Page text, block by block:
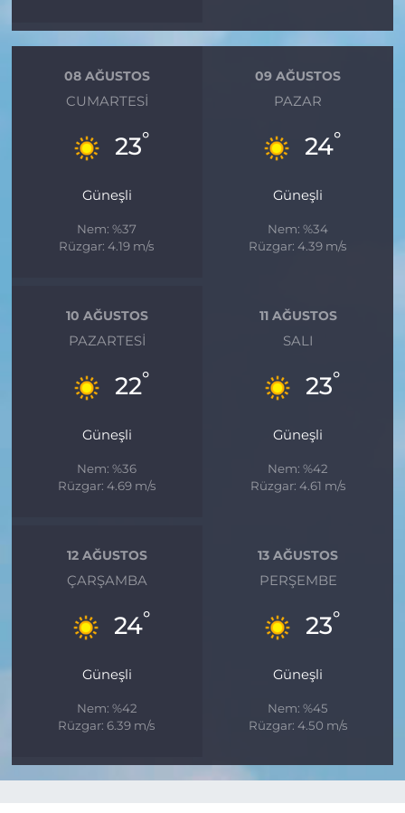
08 AĞUSTOS
CUMARTESI
23°
Güneşli
Nem: %37
Rüzgar: 4.19 m/s
09 AĞUSTOS
PAZAR
24°
Güneşli
Nem: %34
Rüzgar: 4.39 m/s
10 AĞUSTOS
PAZARTESI
22°
Güneşli
Nem: %36
Rüzgar: 4.69 m/s
11 AĞUSTOS
SALI
23°
Güneşli
Nem: %42
Rüzgar: 4.61 m/s
12 AĞUSTOS
ÇARŞAMBA
24°
Güneşli
Nem: %42
Rüzgar: 6.39 m/s
13 AĞUSTOS
PERŞEMBE
23°
Güneşli
Nem: %45
Rüzgar: 4.50 m/s